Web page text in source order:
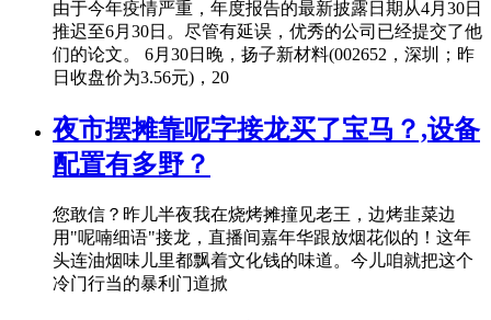
由于今年疫情严重，年度报告的最新披露日期从4月30日
推迟至6月30日。尽管有延误，优秀的公司已经提交了他
们的论文。 6月30日晚，扬子新材料(002652，深圳；昨
日收盘价为3.56元)，20
夜市摆摊靠呢字接龙买了宝马？,设备
配置有多野？
您敢信？昨儿半夜我在烧烤摊撞见老王，边烤韭菜边
用"呢喃细语"接龙，直播间嘉年华跟放烟花似的！这年
头连油烟味儿里都飘着文化钱的味道。今儿咱就把这个
冷门行当的暴利门道掀